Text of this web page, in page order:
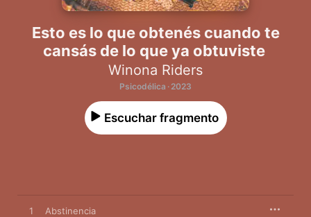
Esto es lo que obtenés cuando te
cansás de lo que ya obtuviste
Winona Riders
Psicodélica · 2023
Escuchar fragmento
1 Abstinencia